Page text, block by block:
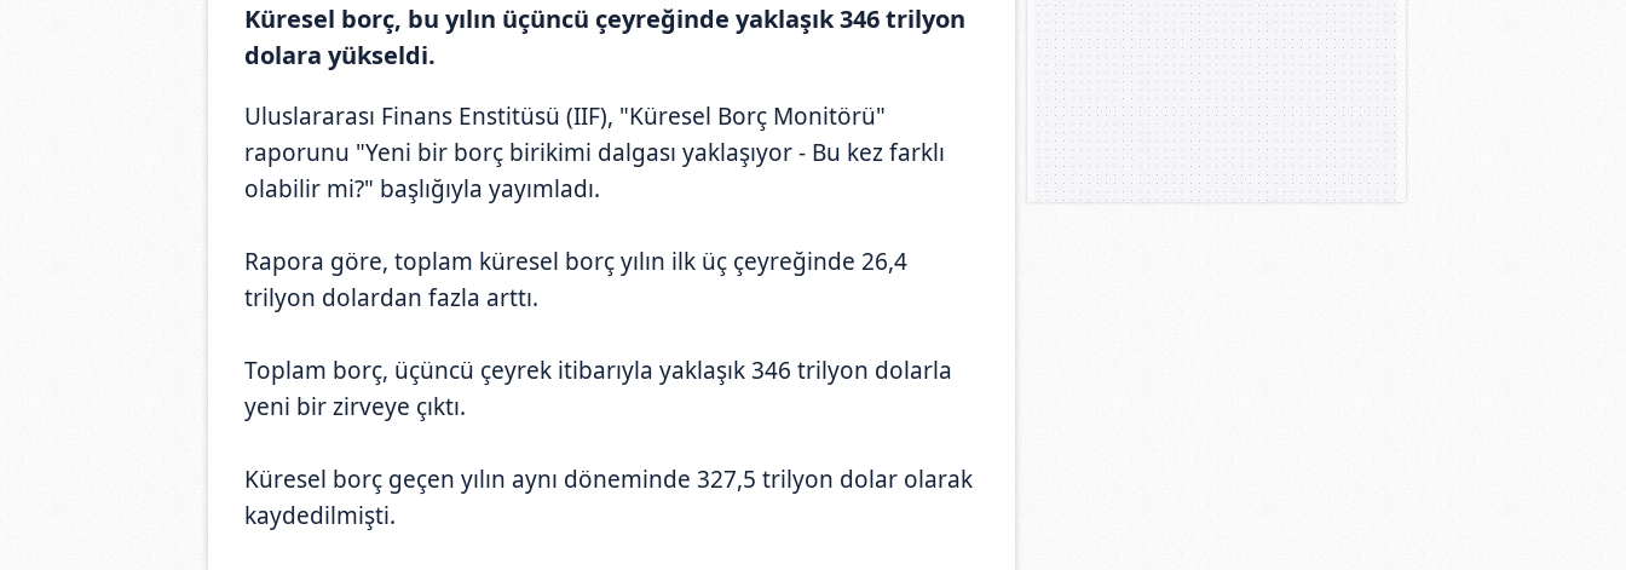
Küresel borç, bu yılın üçüncü çeyreğinde yaklaşık 346 trilyon
dolara yükseldi.
Uluslararası Finans Enstitüsü (IIF), "Küresel Borç Monitörü"
raporunu "Yeni bir borç birikimi dalgası yaklaşıyor - Bu kez farklı
olabilir mi?" başlığıyla yayımladı.
Rapora göre, toplam küresel borç yılın ilk üç çeyreğinde 26,4
trilyon dolardan fazla arttı.
Toplam borç, üçüncü çeyrek itibarıyla yaklaşık 346 trilyon dolarla
yeni bir zirveye çıktı.
Küresel borç geçen yılın aynı döneminde 327,5 trilyon dolar olarak
kaydedilmişti.